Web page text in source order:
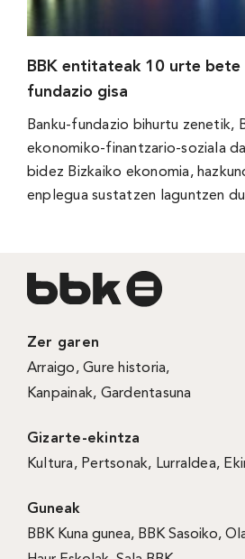
BBK entitateak 10 urte bete
fundazio gisa
Banku-fundazio bihurtu zenetik,
ekonomiko-finantzario-soziala
bidez Bizkaiko ekonomia,
enplegua sustatzen laguntzen
Zer garen
Arraigo,Gure historia,
Kanpainak, Gardentasuna
Gizarte-ekintza
Kultura, Pertsonak, Lurraldea,
Guneak
BBK Kuna gunea, BBK Sasoiko,